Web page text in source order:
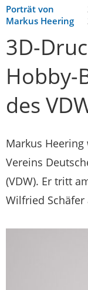
Porträt von
Markus Heering
3D-
Hobby-
des
Markus
Vereins
(VDW). Er tritt
Wilfried Schäfer